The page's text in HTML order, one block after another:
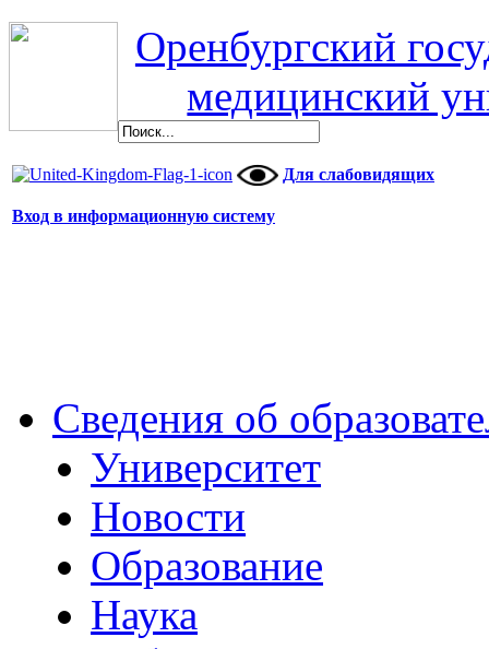
Оренбургский
медицинский
Для слабовидящих
Вход в информационную систему
Сведения об
Университет
Новости
Образование
Наука